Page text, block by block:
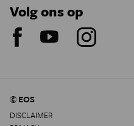
Volg ons op
© EOS
DISCLAIMER